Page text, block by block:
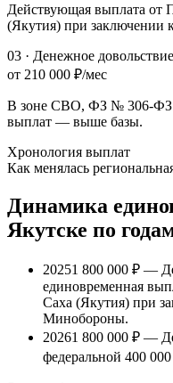
Действующая выплата от
(Якутия) при заключении
03 · Денежное
от 210 000 ₽/мес
В зоне СВО, ФЗ № 306-ФЗ.
выплат — выше базы.
Хронология выплат
Как менялась
Динамика
Якутске по
20251 800 000 ₽ —
единовременная
Саха (Якутия) при
Минобороны.
20261 800 000 ₽ —
федеральной 400